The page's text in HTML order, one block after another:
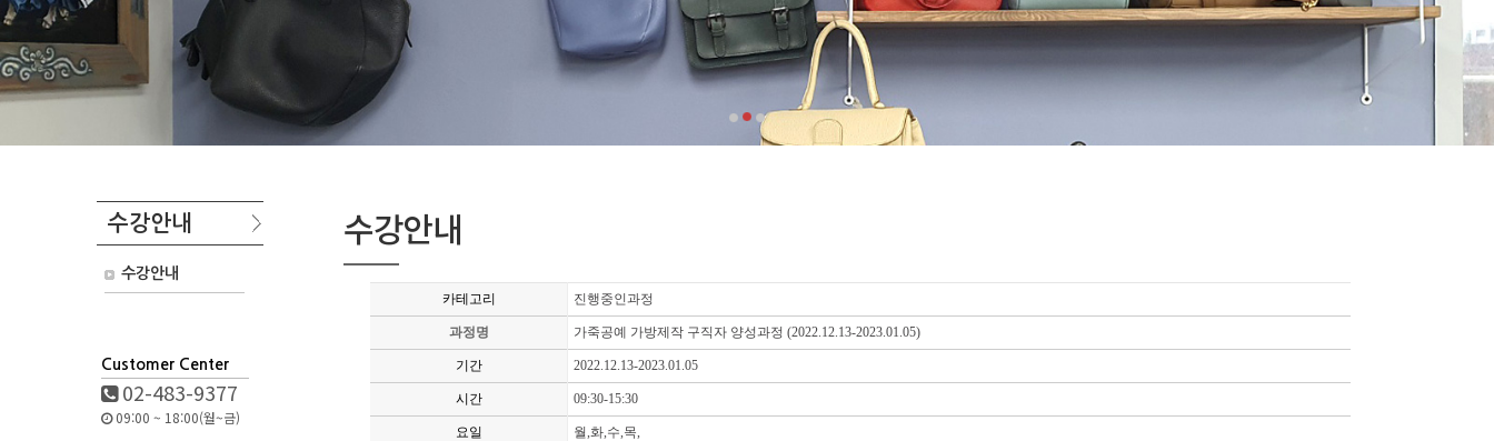
수강안내
수강안내
Customer Center
02-483-9377
09:00 ~ 18:00(월~금)
수강안내
카테고리 진행중인과정
과정명 가죽공예 가방제작 구직자 양성과정 (2022.12.13-2023.01.05)
기간 2022.12.13-2023.01.05
시간 09:30-15:30
요일 월,화,수,목,